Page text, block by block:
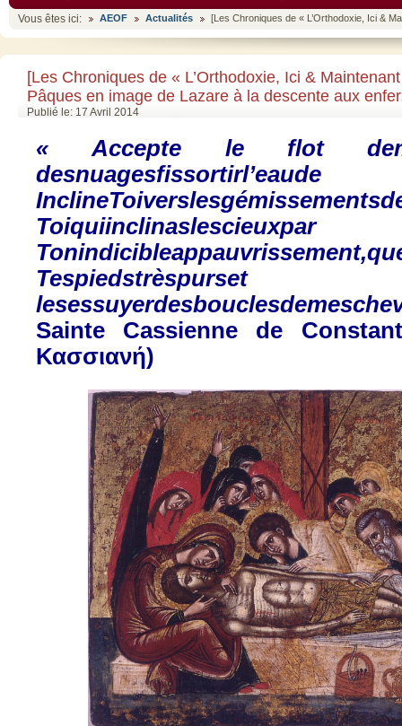
Vous êtes ici: AEOF Actualités [Les Chroniques de « L’Orthodoxie, Ici &
[Les Chroniques de « L’Orthodoxie, Ici &
Pâques en image de Lazare à la descente aux
Publié le: 17 Avril 2014
«Accepte le flot
desnuagesfissortirl’eaude
InclineToiverslesgémissements
Toiquiinclinaslescieuxpar
Tonindicibleappauvrissement,
Tespiedstrèspurset
lesessuyerdesbouclesdemes
Sainte
Cassienne de
Κασσιανή)